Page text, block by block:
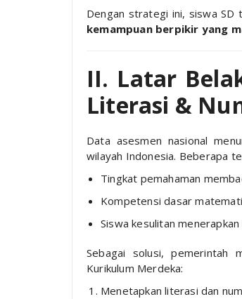
Dengan strategi ini, siswa SD
kemampuan berpikir yang
II. Latar
Literasi &
Data asesmen nasional
wilayah Indonesia. Beberapa
Tingkat pemahaman
Kompetensi dasar
Siswa kesulitan
Sebagai solusi, pemerintah
Kurikulum Merdeka:
Menetapkan literasi dan